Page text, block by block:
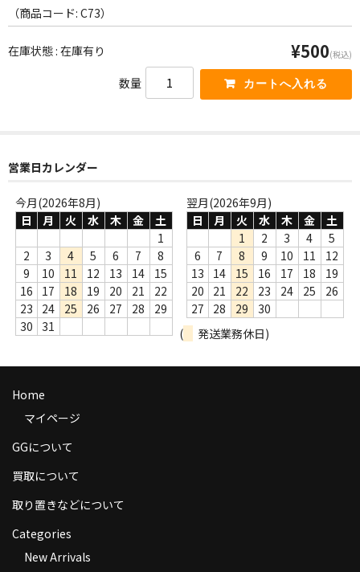
FOLK,SSW
WORLD
レア盤（1万円以上）
Webのみ no.2
Webのみ no.3
Webのみ no.4
売り切れ
送料
商品の発送
コンディション
Privacy Policy
（商品コード: C73）
在庫状態 : 在庫有り ¥500(税込)
数量
営業日カレンダー
今月(2026年8月)
日
月 火 水 木 金
土
1
2
3 4 5 6 7
8
9
10 11 12 13 14
15
16
17 18 19 20 21
22
23
24 25 26 27 28
29
30
31
翌月(2026年9月)
日
月 火 水 木 金
土
1
2 3 4
5
6
7 8 9 10 11
12
13
14 15 16 17 18
19
20
21 22 23 24 25
26
27
28 29
30
(
発送業務休日)
Home
マイページ
GGについて
買取について
取り置きなどについて
Categories
New Arrivals